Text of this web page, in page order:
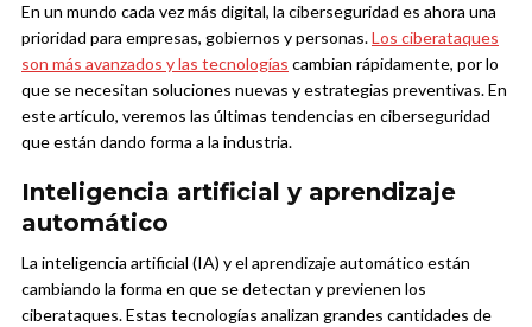
En un mundo cada vez más digital, la ciberseguridad es ahora una
prioridad para empresas, gobiernos y personas.Los ciberataques
son más avanzados y las tecnologías cambian rápidamente, por lo
que se necesitan soluciones nuevas y estrategias preventivas. En
este artículo, veremos las últimas tendencias en ciberseguridad
que están dando forma a la industria.
Inteligencia artificial y aprendizaje
automático
La inteligencia artificial (IA) y el aprendizaje automático están
cambiando la forma en que se detectan y previenen los
ciberataques. Estas tecnologías analizan grandes cantidades de